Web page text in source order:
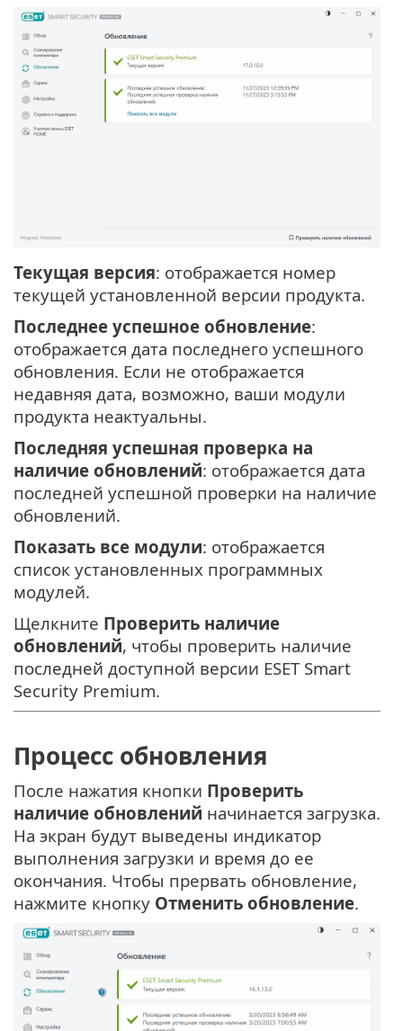
Текущая версия: отображается номер
текущей установленной версии продукта.
Последнее успешное обновление:
отображается дата последнего успешного
обновления. Если не отображается
недавняя дата, возможно, ваши модули
продукта неактуальны.
Последняя успешная проверка на
наличие обновлений: отображается дата
последней успешной проверки на наличие
обновлений.
Показать все модули: отображается
список установленных программных
модулей.
Щелкните Проверить наличие
обновлений, чтобы проверить наличие
последней доступной версии ESET Smart
Security Premium.
Процесс обновления
После нажатия кнопки Проверить
наличие обновлений начинается загрузка.
На экран будут выведены индикатор
выполнения загрузки и время до ее
окончания. Чтобы прервать обновление,
нажмите кнопку Отменить обновление.